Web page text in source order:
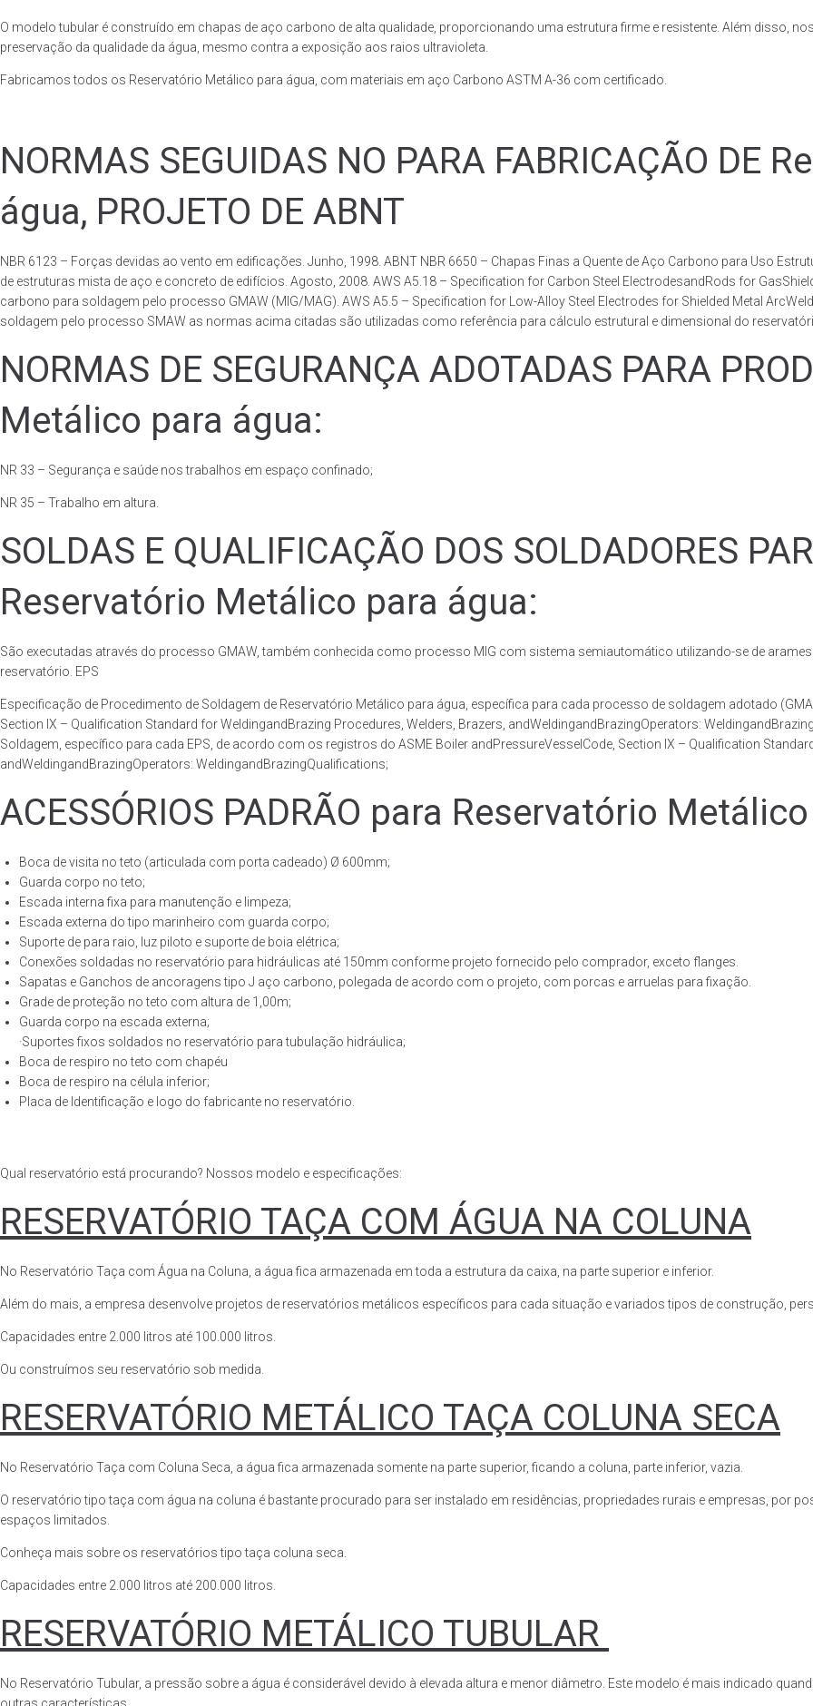
O modelo tubular é construído em chapas de aço carbono de alta qualidade, proporcionando uma estrutura firme e resistente. Além disso,
preservação da qualidade da água, mesmo contra a exposição aos raios ultravioleta.
Fabricamos todos os Reservatório Metálico para água, com materiais em aço Carbono ASTM A-36 com certificado.
NORMAS SEGUIDAS NO PARA FABRICAÇÃO DE
água, PROJETO DE ABNT
NBR 6123 – Forças devidas ao vento em edificações. Junho, 1998. ABNT NBR 6650 – Chapas Finas a Quente de Aço Carbono para Uso
de estruturas mista de aço e concreto de edifícios. Agosto, 2008. AWS A5.18 – Specification for Carbon Steel ElectrodesandRods for
carbono para soldagem pelo processo GMAW (MIG/MAG). AWS A5.5 – Specification for Low-Alloy Steel Electrodes for Shielded Metal
soldagem pelo processo SMAW as normas acima citadas são utilizadas como referência para cálculo estrutural e dimensional do
NORMAS DE SEGURANÇA ADOTADAS PARA
Metálico para água:
NR 33 – Segurança e saúde nos trabalhos em espaço confinado;
NR 35 – Trabalho em altura.
SOLDAS E QUALIFICAÇÃO DOS SOLDADORES
Reservatório Metálico para água:
São executadas através do processo GMAW, também conhecida como processo MIG com sistema semiautomático utilizando-se de
reservatório. EPS
Especificação de Procedimento de Soldagem de Reservatório Metálico para água, específica para cada processo de soldagem adotado
Section IX – Qualification Standard for WeldingandBrazing Procedures, Welders, Brazers, andWeldingandBrazingOperators:
Soldagem, específico para cada EPS, de acordo com os registros do ASME Boiler andPressureVesselCode, Section IX – Qualification
andWeldingandBrazingOperators: WeldingandBrazingQualifications;
ACESSÓRIOS PADRÃO para Reservatório
Boca de visita no teto (articulada com porta cadeado) Ø 600mm;
Guarda corpo no teto;
Escada interna fixa para manutenção e limpeza;
Escada externa do tipo marinheiro com guarda corpo;
Suporte de para raio, luz piloto e suporte de boia elétrica;
Conexões soldadas no reservatório para hidráulicas até 150mm conforme projeto fornecido pelo comprador, exceto flanges.
Sapatas e Ganchos de ancoragens tipo J aço carbono, polegada de acordo com o projeto, com porcas e arruelas para fixação.
Grade de proteção no teto com altura de 1,00m;
Guarda corpo na escada externa;
·Suportes fixos soldados no reservatório para tubulação hidráulica;
Boca de respiro no teto com chapéu
Boca de respiro na célula inferior;
Placa de Identificação e logo do fabricante no reservatório.
Qual reservatório está procurando? Nossos modelo e especificações:
RESERVATÓRIO TAÇA COM ÁGUA NA COLUNA
No Reservatório Taça com Água na Coluna, a água fica armazenada em toda a estrutura da caixa, na parte superior e inferior.
Além do mais, a empresa desenvolve projetos de reservatórios metálicos específicos para cada situação e variados tipos de construção,
Capacidades entre 2.000 litros até 100.000 litros.
Ou construímos seu reservatório sob medida.
RESERVATÓRIO METÁLICO TAÇA COLUNA SECA
No Reservatório Taça com Coluna Seca, a água fica armazenada somente na parte superior, ficando a coluna, parte inferior, vazia.
O reservatório tipo taça com água na coluna é bastante procurado para ser instalado em residências, propriedades rurais e empresas, por
espaços limitados.
Conheça mais sobre os reservatórios tipo taça coluna seca.
Capacidades entre 2.000 litros até 200.000 litros.
RESERVATÓRIO METÁLICO TUBULAR
No Reservatório Tubular, a pressão sobre a água é considerável devido à elevada altura e menor diâmetro. Este modelo é mais indicado